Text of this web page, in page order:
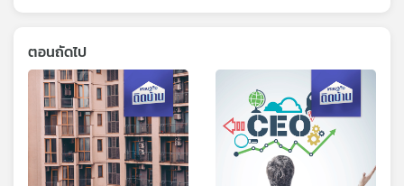
ตอนถัดไป